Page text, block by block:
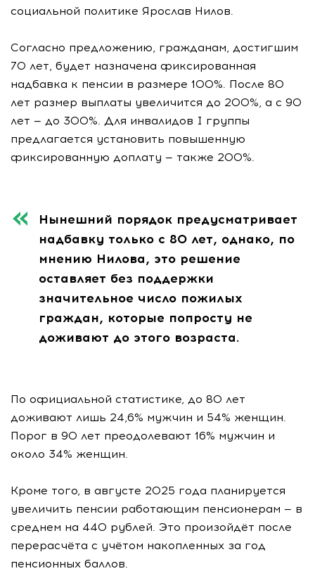
социальной политике Ярослав Нилов.
Согласно предложению, гражданам, достигшим
70 лет, будет назначена фиксированная
надбавка к пенсии в размере 100%. После 80
лет размер выплаты увеличится до 200%, а с 90
лет — до 300%. Для инвалидов I группы
предлагается установить повышенную
фиксированную доплату — также 200%.
Нынешний порядок предусматривает
надбавку только с 80 лет, однако, по
мнению Нилова, это решение
оставляет без поддержки
значительное число пожилых
граждан, которые попросту не
доживают до этого возраста.
По официальной статистике, до 80 лет
доживают лишь 24,6% мужчин и 54% женщин.
Порог в 90 лет преодолевают 16% мужчин и
около 34% женщин.
Кроме того, в августе 2025 года планируется
увеличить пенсии работающим пенсионерам — в
среднем на 440 рублей. Это произойдёт после
перерасчёта с учётом накопленных за год
пенсионных баллов.